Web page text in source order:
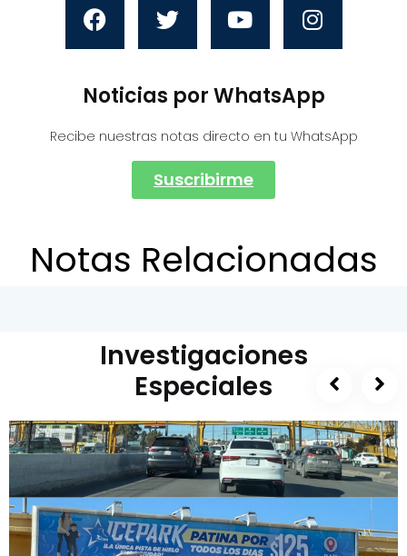
Noticias por WhatsApp
Recibe nuestras notas directo en tu WhatsApp
Suscribirme
Notas Relacionadas
Investigaciones
Especiales